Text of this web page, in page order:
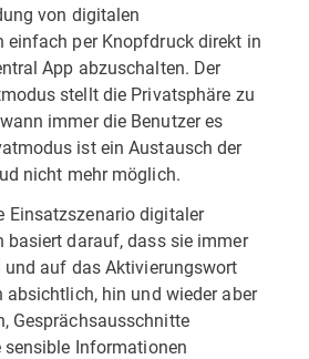
von digitalen
einfach per Knopfdruck direkt in
App abzuschalten. Der
stellt die Privatsphäre zu
immer die Benutzer es
ist ein Austausch der
nicht mehr möglich.
Einsatzszenario digitaler
basiert darauf, dass sie immer
auf das Aktivierungswort
absichtlich, hin und wieder aber
Gesprächsausschnitte
sensible Informationen